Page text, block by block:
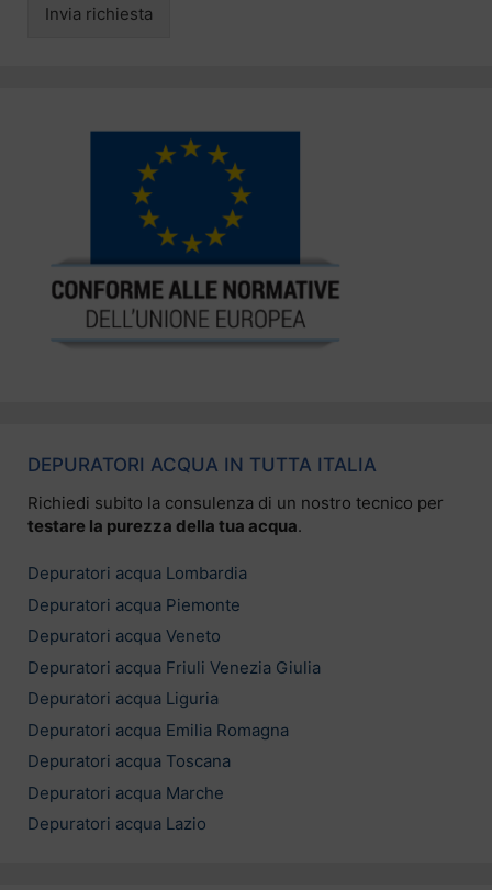
Invia richiesta
DEPURATORI ACQUA IN TUTTA ITALIA
Richiedi subito la consulenza di un nostro tecnico per
testare la purezza della tua acqua.
Depuratori acqua Lombardia
Depuratori acqua Piemonte
Depuratori acqua Veneto
Depuratori acqua Friuli Venezia Giulia
Depuratori acqua Liguria
Depuratori acqua Emilia Romagna
Depuratori acqua Toscana
Depuratori acqua Marche
Depuratori acqua Lazio